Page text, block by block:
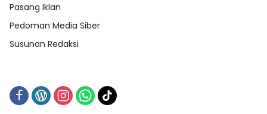
Pasang Iklan
Pedoman Media Siber
Susunan Redaksi